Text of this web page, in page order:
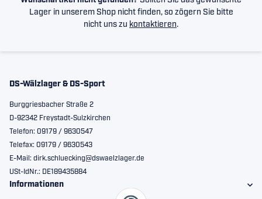
Lager in unserem Shop nicht finden, so zögern Sie bitte
nicht uns zu kontaktieren.
DS-Wälzlager & DS-Sport
Burggriesbacher Straße 2
D-92342 Freystadt-Sulzkirchen
Telefon: 09179 / 9630547
Telefax: 09179 / 9630543
E-Mail: dirk.schluecking@dswaelzlager.de
USt-IdNr.: DE189435884
Informationen